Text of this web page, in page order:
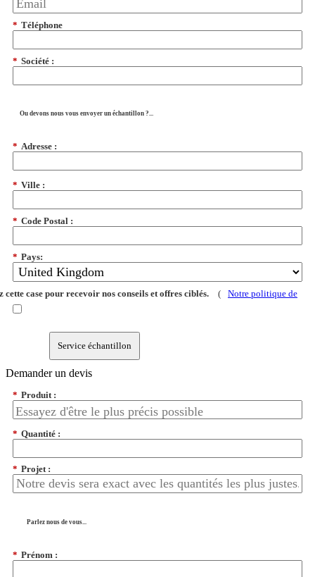
* Téléphone
* Société :
Ou devons nous vous envoyer un échantillon ?...
* Adresse :
* Ville :
* Code Postal :
* Pays:
cette case pour recevoir nos conseils et offres ciblés. ( Notre politique de
Service échantillon
Demander un devis
* Produit :
* Quantité :
* Projet :
Parlez nous de vous...
* Prénom :